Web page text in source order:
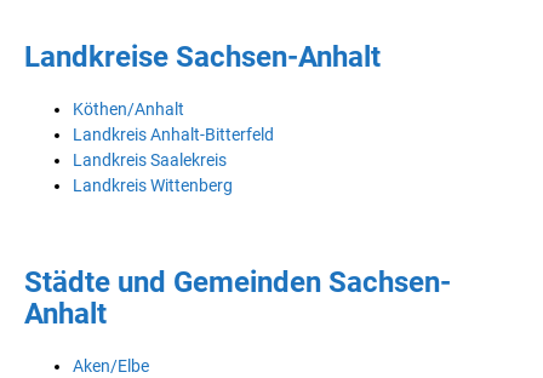
Landkreise Sachsen-Anhalt
Köthen/Anhalt
Landkreis Anhalt-Bitterfeld
Landkreis Saalekreis
Landkreis Wittenberg
Städte und Gemeinden Sachsen-
Anhalt
Aken/Elbe